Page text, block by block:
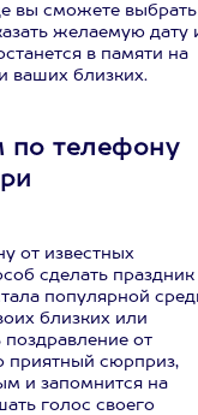
вы сможете выбрать
желаемую дату
в памяти на
ваших близких.
по телефону
от известных
сделать праздник
популярной
близких или
от
приятный сюрприз,
и запомнится на
голос своего